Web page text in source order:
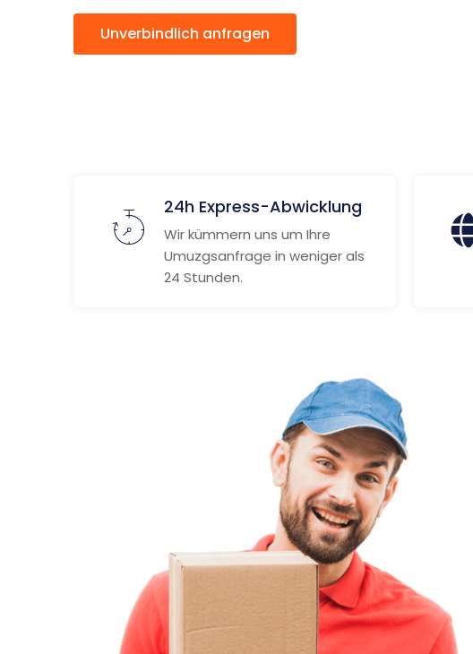
Unverbindlich anfragen
24h Express-Abwicklung
Wir kümmern uns um Ihre
Umuzgsanfrage in weniger als
24 Stunden.